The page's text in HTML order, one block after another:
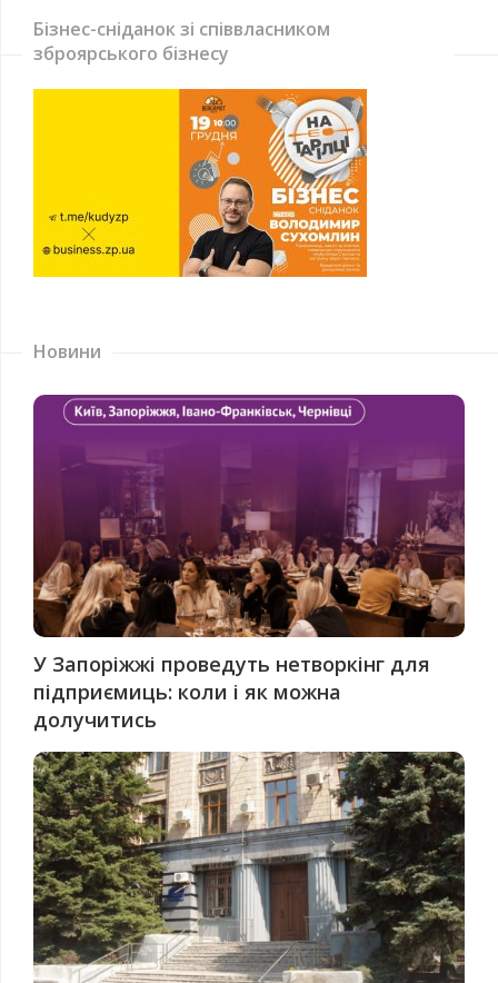
Бізнес-сніданок зі співвласником
зброярського бізнесу
Новини
У Запоріжжі проведуть нетворкінг для
підприємиць: коли і як можна
долучитись